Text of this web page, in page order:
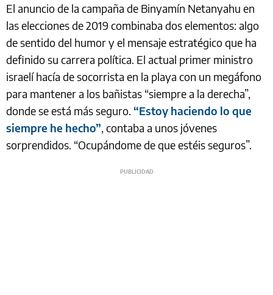
El anuncio de la campaña de Binyamín Netanyahu en
las elecciones de 2019 combinaba dos elementos: algo
de sentido del humor y el mensaje estratégico que ha
definido su carrera política. El actual primer ministro
israelí hacía de socorrista en la playa con un megáfono
para mantener a los bañistas “siempre a la derecha”,
donde se está más seguro. “Estoy haciendo lo que
siempre he hecho”, contaba a unos jóvenes
sorprendidos. “Ocupándome de que estéis seguros”.